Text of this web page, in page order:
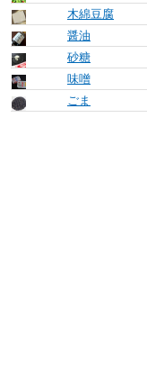
木綿豆腐
醤油
砂糖
味噌
ごま